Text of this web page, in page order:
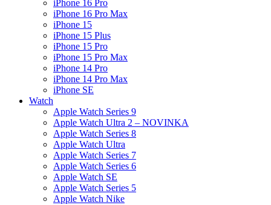
iPhone 16 Pro
iPhone 16 Pro Max
iPhone 15
iPhone 15 Plus
iPhone 15 Pro
iPhone 15 Pro Max
iPhone 14 Pro
iPhone 14 Pro Max
iPhone SE
Watch
Apple Watch Series 9
Apple Watch Ultra 2 – NOVINKA
Apple Watch Series 8
Apple Watch Ultra
Apple Watch Series 7
Apple Watch Series 6
Apple Watch SE
Apple Watch Series 5
Apple Watch Nike